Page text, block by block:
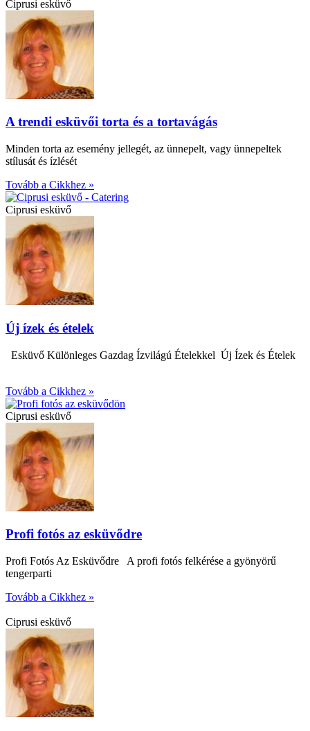
Ciprusi esküvő
A trendi esküvői torta és a tortavágás
Minden torta az esemény jellegét, az ünnepelt, vagy ünnepeltek
stílusát és ízlését
Tovább a Cikkhez »
Ciprusi esküvő
Új ízek és ételek
Esküvő Különleges Gazdag Ízvilágú Ételekkel Új Ízek és Ételek
Tovább a Cikkhez »
Ciprusi esküvő
Profi fotós az esküvődre
Profi Fotós Az Esküvődre A profi fotós felkérése a gyönyörű
tengerparti
Tovább a Cikkhez »
Ciprusi esküvő